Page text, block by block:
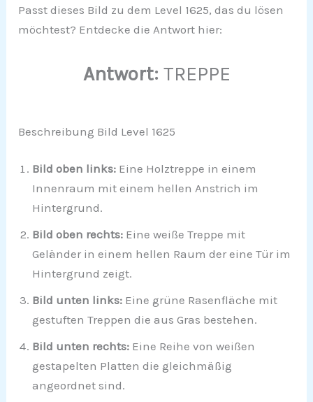
Passt dieses Bild zu dem Level 1625, das du lösen
möchtest? Entdecke die Antwort hier:
Antwort: TREPPE
Beschreibung Bild Level 1625
Bild oben links: Eine Holztreppe in einem
Innenraum mit einem hellen Anstrich im
Hintergrund.
Bild oben rechts: Eine weiße Treppe mit
Geländer in einem hellen Raum der eine Tür im
Hintergrund zeigt.
Bild unten links: Eine grüne Rasenfläche mit
gestuften Treppen die aus Gras bestehen.
Bild unten rechts: Eine Reihe von weißen
gestapelten Platten die gleichmäßig
angeordnet sind.